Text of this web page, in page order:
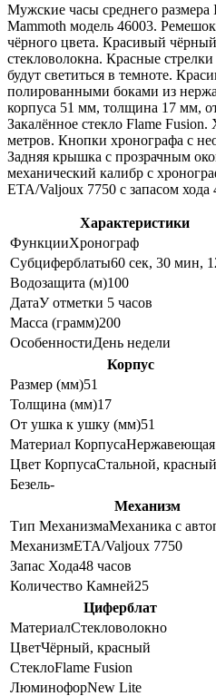
Мужские часы среднего размера
Mammoth модель 46003.
чёрного цвета. Красивый
стекловолокна. Красные
будут светиться в темноте.
полированными боками из
корпуса 51 мм, толщина 17 мм,
Закалённое стекло Flame
метров. Кнопки хронографа с
Задняя крышка с прозрачным
механический калибр с
ETA/Valjoux 7750 с запасом хода
Характеристики
ФункцииХронограф
Субциферблаты60 сек, 30 мин,
Водозащита (м)100
ДатаУ отметки 5 часов
Масса (грамм)200
ОсобенностиДень недели
Корпус
Размер (мм)51
Толщина (мм)17
От ушка к ушку (мм)51
Материал КорпусаНержавеющая
Цвет КорпусаСтальной, красный
Безель-
Механизм
Тип МеханизмаМеханика с
МеханизмETA/Valjoux 7750
Запас Хода48 часов
Количество Камней25
Циферблат
МатериалСтекловолокно
ЦветЧёрный, красный
СтеклоFlame Fusion
ЛюминофорNew Lite